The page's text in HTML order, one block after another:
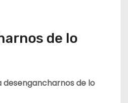
de lo
de lo